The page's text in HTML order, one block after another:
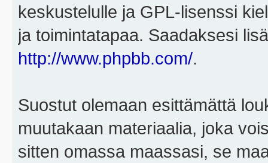
keskustelulle ja GPL-lisenssi
ja toimintatapaa. Saadaksesi
http://www.phpbb.com/.
Suostut olemaan esittämättä
muutakaan materiaalia, joka
sitten omassa maassasi, se